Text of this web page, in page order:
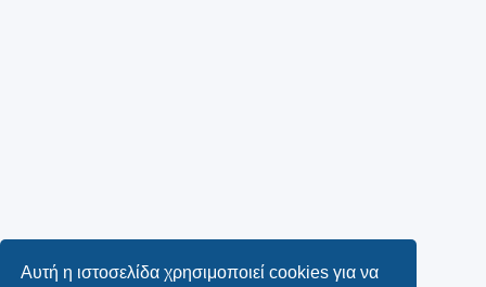
Αυτή η ιστοσελίδα χρησιμοποιεί cookies για να